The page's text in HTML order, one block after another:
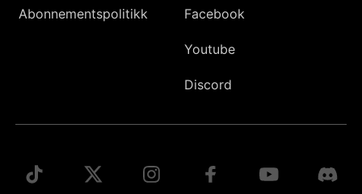
Abonnementspolitikk Facebook
Youtube
Discord